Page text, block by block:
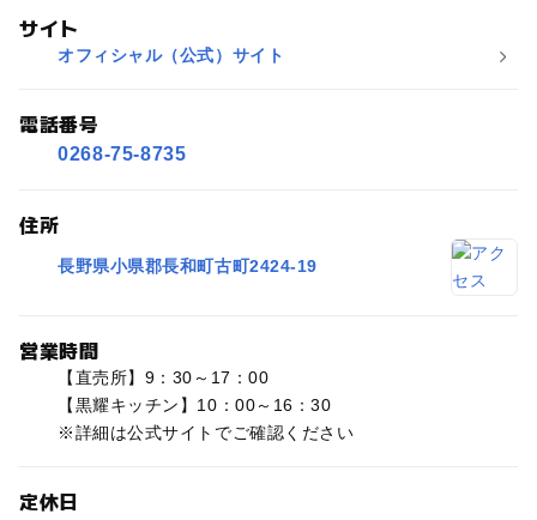
サイト
オフィシャル（公式）サイト
電話番号
0268-75-8735
住所
長野県小県郡長和町古町2424-19
営業時間
【直売所】9：30～17：00
【黒耀キッチン】10：00～16：30
※詳細は公式サイトでご確認ください
定休日